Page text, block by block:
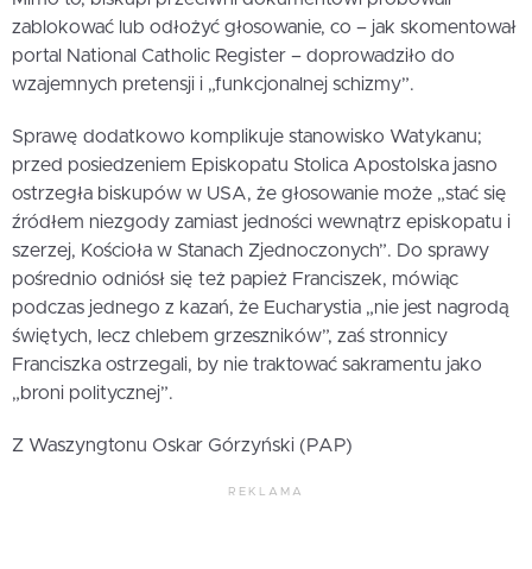
zablokować lub odłożyć głosowanie, co – jak skomentował
portal National Catholic Register – doprowadziło do
wzajemnych pretensji i „funkcjonalnej schizmy”.
Sprawę dodatkowo komplikuje stanowisko Watykanu;
przed posiedzeniem Episkopatu Stolica Apostolska jasno
ostrzegła biskupów w USA, że głosowanie może „stać się
źródłem niezgody zamiast jedności wewnątrz episkopatu i
szerzej, Kościoła w Stanach Zjednoczonych”. Do sprawy
pośrednio odniósł się też papież Franciszek, mówiąc
podczas jednego z kazań, że Eucharystia „nie jest nagrodą
świętych, lecz chlebem grzeszników”, zaś stronnicy
Franciszka ostrzegali, by nie traktować sakramentu jako
„broni politycznej”.
Z Waszyngtonu Oskar Górzyński (PAP)
REKLAMA